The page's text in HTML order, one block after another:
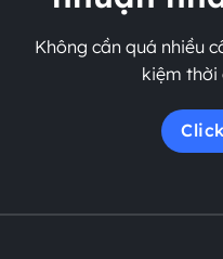
Không cần quá nhiều
kiệm thời